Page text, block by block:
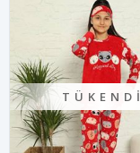
TÜKENDI